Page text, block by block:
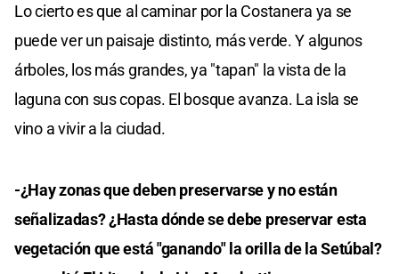
Lo cierto es que al caminar por la Costanera ya se
puede ver un paisaje distinto, más verde. Y algunos
árboles, los más grandes, ya "tapan" la vista de la
laguna con sus copas. El bosque avanza. La isla se
vino a vivir a la ciudad.
-¿Hay zonas que deben preservarse y no están
señalizadas? ¿Hasta dónde se debe preservar esta
vegetación que está "ganando" la orilla de la Setúbal?